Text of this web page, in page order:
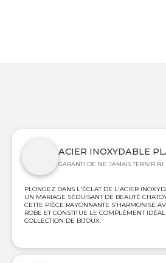
ACIER INOXYDABLE
GARANTI DE NE JAMAIS TERNIR
PLONGEZ DANS L'ÉCLAT DE L'ACIER
UN MARIAGE SÉDUISANT DE BEAUTÉ
CETTE PIÈCE RAYONNANTE S'HARMONISE
ROBE ET CONSTITUE LE COMPLÉMENT
COLLECTION DE BIJOUX.